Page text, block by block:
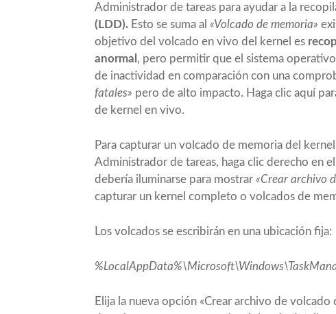
Administrador de tareas para ayudar a la
(LDD). Esto se suma al «Volcado de memoria»
objetivo del volcado en vivo del kernel es
anormal , pero permitir que el sistema
de inactividad en comparación con una
fatales» pero de alto impacto. Haga clic aquí
de kernel en vivo.
Para capturar un volcado de memoria del
Administrador de tareas, haga clic derecho en
debería iluminarse para mostrar «Crear archivo
capturar un kernel completo o volcados de
Los volcados se escribirán en una ubicación fija:
Elija la nueva opción «Crear archivo de